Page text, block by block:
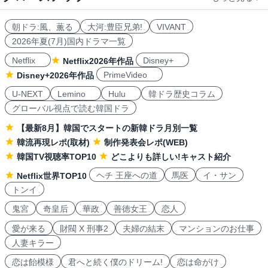
朝ドラ:風、薫る 大河:豊臣兄弟!
VIVANT
2026年夏(7月)国内ドラマ一覧
Netflix
Netflix2026年作品
Disney+
Disney+2026年作品
PrimeVideo
U-NEXT
Lemino Hulu
韓ドラ歴史コラム
グローバル視点で読む韓国ドラ
【最新8月】韓国でスタートの新韓ドラ月別一覧
韓流再現レポ(取材)
制作発表会レポ(WEB)
韓国TV視聴率TOP10
どこよりも詳しい!キャスト紹介
Netflix世界TOP10
ヘチ 王座への道 馬医
イ・サン
トンイ
鬼宮
奇皇后 華政 善徳女王 恋人
愛が来る 財閥 X 刑事2 夫婦の結末
マンションのお仕事
人妻キラー
恋は飴模様
君へと続く僕のドリーム! 恋は命がけ